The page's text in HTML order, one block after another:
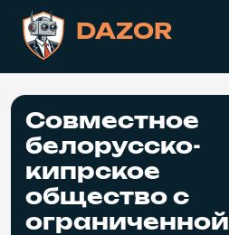
DAZOR
Совместное
белорусско-
кипрское
общество с
ограниченной